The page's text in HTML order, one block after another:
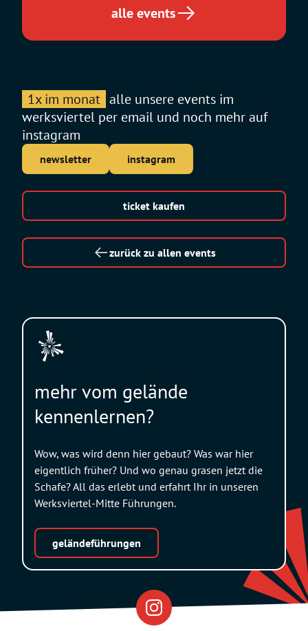
alle events
1x im monat alle unsere events im
werksviertel per email und noch mehr auf
instagram
newsletter instagram
ticket kaufen
zurück zu allen events
mehr vom gelände
kennenlernen?
Wow, was wird denn hier gebaut? Was war hier
eigentlich früher? Und wo genau grasen jetzt die
Schafe? All das erlebt und erfahrt Ihr in unseren
Werksviertel-Mitte Führungen.
geländeführungen